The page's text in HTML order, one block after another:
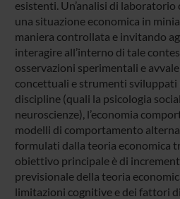
esistenti. Un’analisi di laboratorio
una situazione economica in
maniera controllata e invitando
interagire all’interno di tale
osservazioni sperimentali e
concettuali e strumenti sviluppati
discipline (quali la psicologia
neuroscienze), l’economia
modelli di comportamento
formulati dalla teoria economica
obiettivo principale è di
previsionale della teoria
limitazioni cognitive e dei fattori